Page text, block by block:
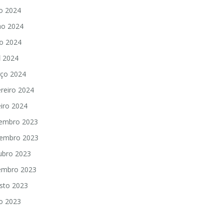
2024
2024
2024
2024
2024
2024
2024
2023
2023
2023
2023
2023
2023